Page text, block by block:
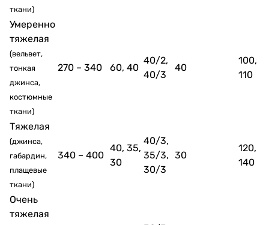
ткани)
Умеренно
тяжелая
(вельвет,
тонкая
джинса,
костюмные
ткани)
270 – 340 60, 40
40/2,
40/3
40
100,
110
Тяжелая
(джинса,
габардин,
плащевые
ткани)
340 – 400
40, 35,
30
40/3,
35/3,
30/3
30
120,
140
Очень
тяжелая